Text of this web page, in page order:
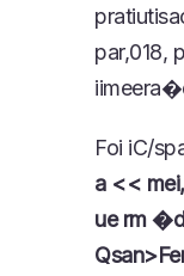
pratiutis
par,018,
Foi iC/
a <<
ue rm
Qsan>